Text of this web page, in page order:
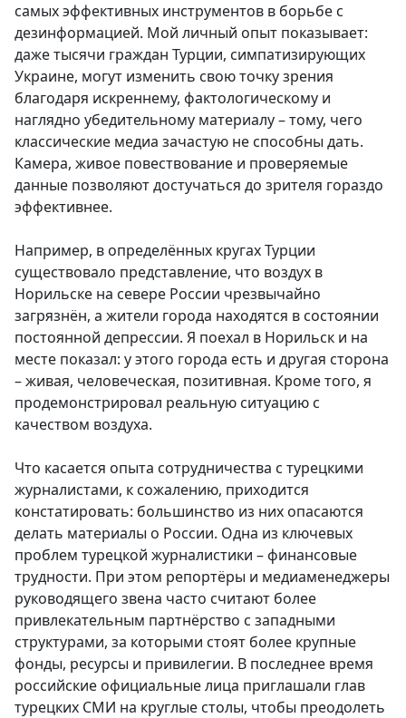
самых эффективных инструментов в борьбе с
дезинформацией. Мой личный опыт показывает:
даже тысячи граждан Турции, симпатизирующих
Украине, могут изменить свою точку зрения
благодаря искреннему, фактологическому и
наглядно убедительному материалу – тому, чего
классические медиа зачастую не способны дать.
Камера, живое повествование и проверяемые
данные позволяют достучаться до зрителя гораздо
эффективнее.
Например, в определённых кругах Турции
существовало представление, что воздух в
Норильске на севере России чрезвычайно
загрязнён, а жители города находятся в состоянии
постоянной депрессии. Я поехал в Норильск и на
месте показал: у этого города есть и другая сторона
– живая, человеческая, позитивная. Кроме того, я
продемонстрировал реальную ситуацию с
качеством воздуха.
Что касается опыта сотрудничества с турецкими
журналистами, к сожалению, приходится
констатировать: большинство из них опасаются
делать материалы о России. Одна из ключевых
проблем турецкой журналистики – финансовые
трудности. При этом репортёры и медиаменеджеры
руководящего звена часто считают более
привлекательным партнёрство с западными
структурами, за которыми стоят более крупные
фонды, ресурсы и привилегии. В последнее время
российские официальные лица приглашали глав
турецких СМИ на круглые столы, чтобы преодолеть